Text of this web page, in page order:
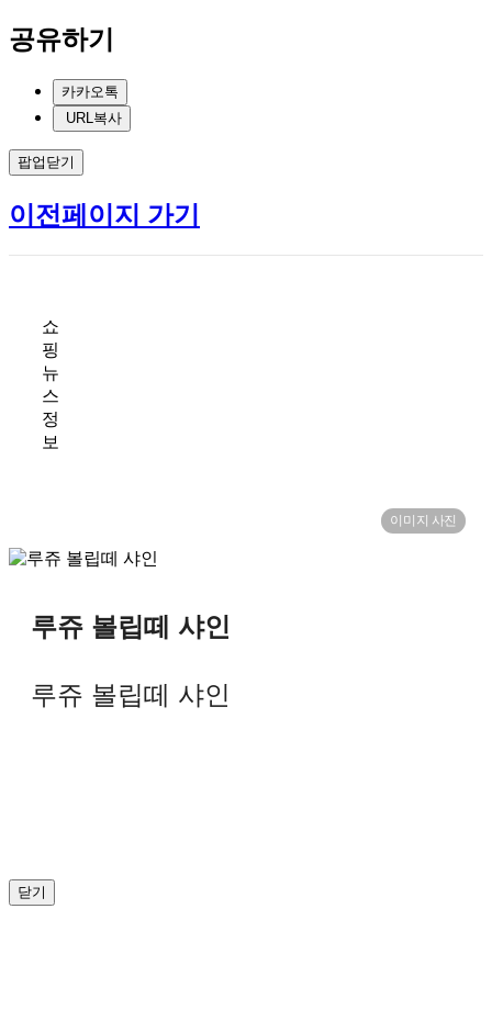
공유하기
카카오톡
URL복사
팝업닫기
이전페이지 가기
쇼
핑
뉴
스
정
보
이미지 사진
루쥬 볼립떼 샤인
루쥬 볼립떼 샤인
닫기